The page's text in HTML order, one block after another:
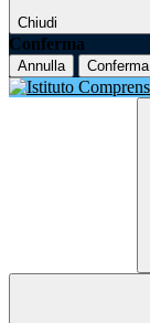
Chiudi
Conferma
Annulla Conferma